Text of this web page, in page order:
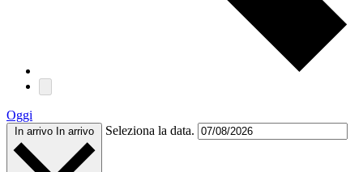
Oggi
In arrivo In arrivo Seleziona la data.